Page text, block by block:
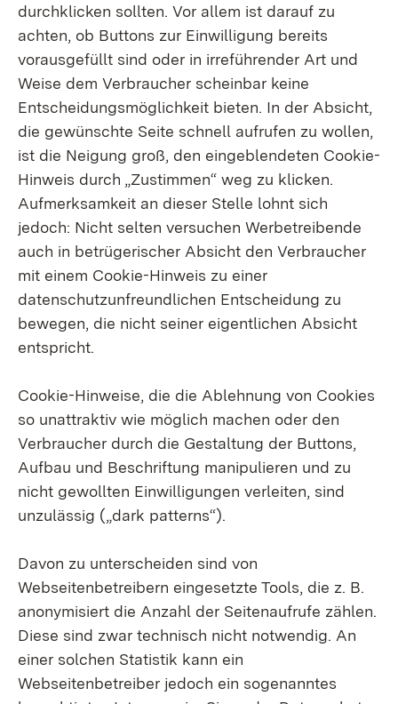
durchklicken sollten. Vor allem ist darauf zu
achten, ob Buttons zur Einwilligung bereits
vorausgefüllt sind oder in irreführender Art und
Weise dem Verbraucher scheinbar keine
Entscheidungsmöglichkeit bieten. In der Absicht,
die gewünschte Seite schnell aufrufen zu wollen,
ist die Neigung groß, den eingeblendeten Cookie-
Hinweis durch „Zustimmen“ weg zu klicken.
Aufmerksamkeit an dieser Stelle lohnt sich
jedoch: Nicht selten versuchen Werbetreibende
auch in betrügerischer Absicht den Verbraucher
mit einem Cookie-Hinweis zu einer
datenschutzunfreundlichen Entscheidung zu
bewegen, die nicht seiner eigentlichen Absicht
entspricht.
Cookie-Hinweise, die die Ablehnung von Cookies
so unattraktiv wie möglich machen oder den
Verbraucher durch die Gestaltung der Buttons,
Aufbau und Beschriftung manipulieren und zu
nicht gewollten Einwilligungen verleiten, sind
unzulässig („dark patterns“).
Davon zu unterscheiden sind von
Webseitenbetreibern eingesetzte Tools, die z. B.
anonymisiert die Anzahl der Seitenaufrufe zählen.
Diese sind zwar technisch nicht notwendig. An
einer solchen Statistik kann ein
Webseitenbetreiber jedoch ein sogenanntes